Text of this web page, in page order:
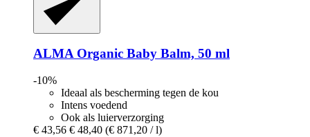
ALMAOrganic Baby Balm, 50 ml
-10%
Ideaal als bescherming tegen de kou
Intens voedend
Ook als luierverzorging
€ 43,56 € 48,40 (€ 871,20 / l)